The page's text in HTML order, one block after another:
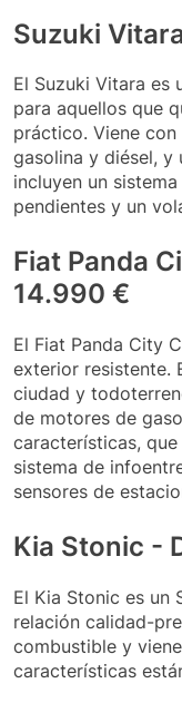
Suzuki
El Suzuki Vitara es
para aquellos que
práctico. Viene
gasolina y diésel, y
incluyen un
pendientes y un
Fiat Panda
14.990 €
El Fiat Panda City
exterior resistente.
ciudad y
de motores de
características,
sistema de
sensores de
Kia Stonic -
El Kia Stonic es un
relación calidad-
combustible y
características